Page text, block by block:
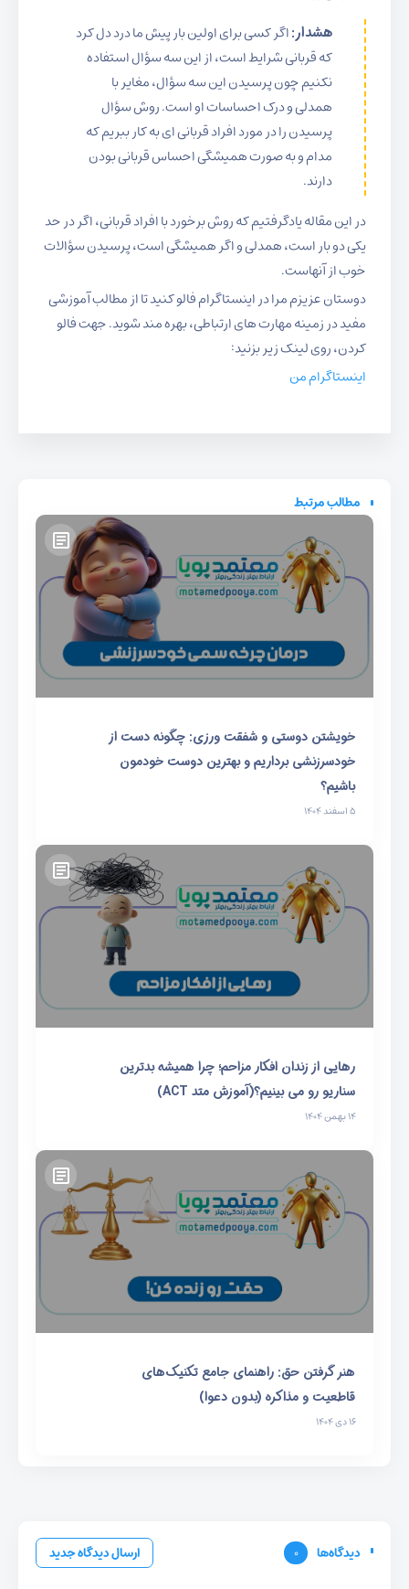
هشدار:اگر کسی برای اولین بار پیش ما درد دل کرد
که قربانی شرایط است، از این سه سؤال استفاده
نکنیم چون پرسیدن این سه سؤال، مغایر با
همدلی و درک احساسات او است. روش سؤال
پرسیدن را در مورد افراد قربانی ای به کار ببریم که
مدام و به صورت همیشگی احساس قربانی بودن
دارند.
در این مقاله یادگرفتیم که روش برخورد با افراد قربانی، اگر در حد
یکی دو بار است، همدلی و اگر همیشگی است، پرسیدن سؤالات
خوب از آنهاست.
دوستان عزیزم مرا در اینستاگرام فالو کنید تا از مطالب آموزشی
مفید در زمینه مهارت های ارتباطی، بهره مند شوید. جهت فالو
کردن، روی لینک زیر بزنید:
اینستاگرام من
مطالب مرتبط
خویشتن دوستی و شفقت ورزی: چگونه دست از
خودسرزنشی برداریم و بهترین دوست خودمون
باشیم؟
۵ اسفند ۱۴۰۴
رهایی از زندان افکار مزاحم؛ چرا همیشه بدترین
سناریو رو می بینیم؟(آموزش متد ACT)
۱۴ بهمن ۱۴۰۴
هنر گرفتن حق: راهنمای جامع تکنیک‌های
قاطعیت و مذاکره (بدون دعوا)
۱۶ دی ۱۴۰۴
دیدگاه‌ها ۰ ارسال دیدگاه جدید